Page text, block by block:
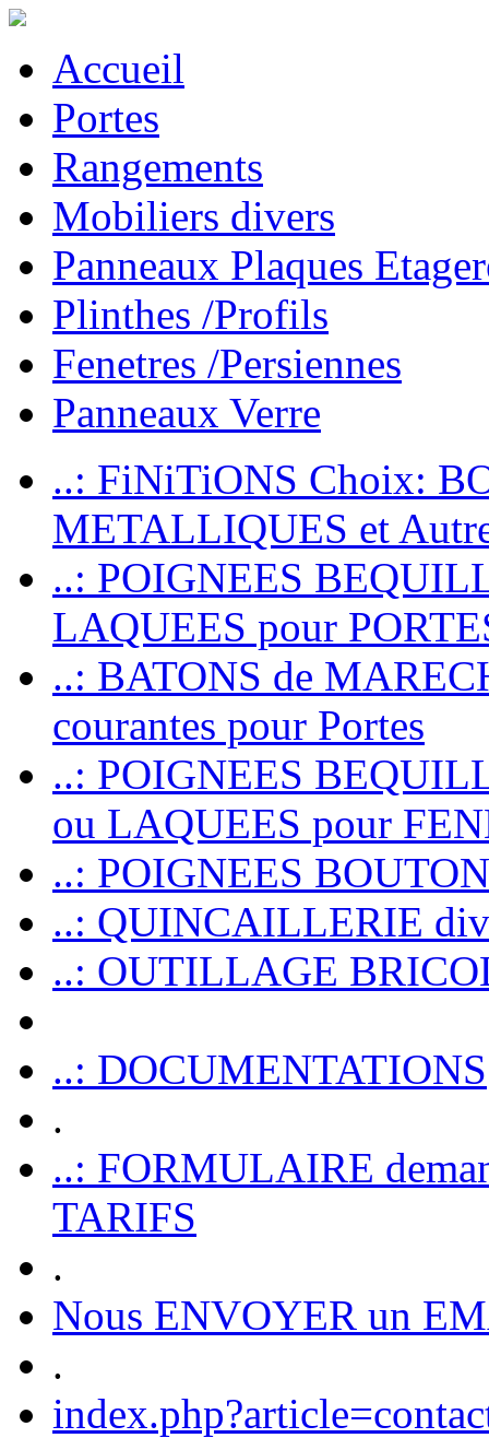
Accueil
Portes
Rangements
Mobiliers divers
Panneaux Plaques
Plinthes /Profils
Fenetres /Persiennes
Panneaux Verre
..: FiNiTiONS Choix:
METALLIQUES et
..: POIGNEES
LAQUEES pour
..: BATONS de
courantes pour Portes
..: POIGNEES
ou LAQUEES pour
..: POIGNEES
..: QUINCAILLERIE
..: OUTILLAGE
..: DOCUMENTATIONS
.
..: FORMULAIRE
TARIFS
.
Nous ENVOYER un
.